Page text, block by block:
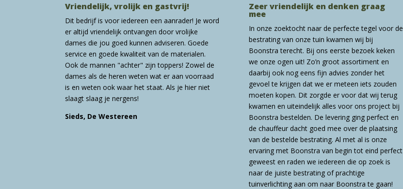
Vriendelijk, vrolijk en gastvrij!
Dit bedrijf is voor iedereen een aanrader! Je word
er altijd vriendelijk ontvangen door vrolijke
dames die jou goed kunnen adviseren. Goede
service en goede kwaliteit van de materialen.
Ook de mannen "achter" zijn toppers! Zowel de
dames als de heren weten wat er aan voorraad
is en weten ook waar het staat. Als je hier niet
slaagt slaag je nergens!
Sieds, De Westereen
Zeer vriendelijk en denken graag
mee
In onze zoektocht naar de perfecte tegel voor de
bestrating van onze tuin kwamen wij bij
Boonstra terecht. Bij ons eerste bezoek keken
we onze ogen uit! Zo’n groot assortiment en
daarbij ook nog eens fijn advies zonder het
gevoel te krijgen dat we er meteen iets zouden
moeten kopen. Dit zorgde er voor dat wij terug
kwamen en uiteindelijk alles voor ons project bij
Boonstra bestelden. De levering ging perfect en
de chauffeur dacht goed mee over de plaatsing
van de bestelde bestrating. Al met al is onze
ervaring met Boonstra van begin tot eind perfect
geweest en raden we iedereen die op zoek is
naar de juiste bestrating of prachtige
tuinverlichting aan om naar Boonstra te gaan!